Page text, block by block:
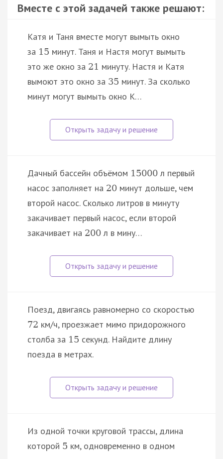
Вместе с этой задачей также решают:
Катя и Таня вместе могут вымыть окно
за 15 минут. Таня и Настя могут вымыть
это же окно за 21 минуту. Настя и Катя
вымоют это окно за 35 минут. За сколько
минут могут вымыть окно К…
Дачный бассейн объёмом 15000л первый
насос заполняет на 20 минут дольше, чем
второй насос. Сколько литров в минуту
закачивает первый насос, если второй
закачивает на 200л в мину…
Поезд, двигаясь равномерно со скоростью
72 км/ч, проезжает мимо придорожного
столба за 15 секунд. Найдите длину
поезда в метрах.
Из одной точки круговой трассы, длина
которой 5 км, одновременно в одном